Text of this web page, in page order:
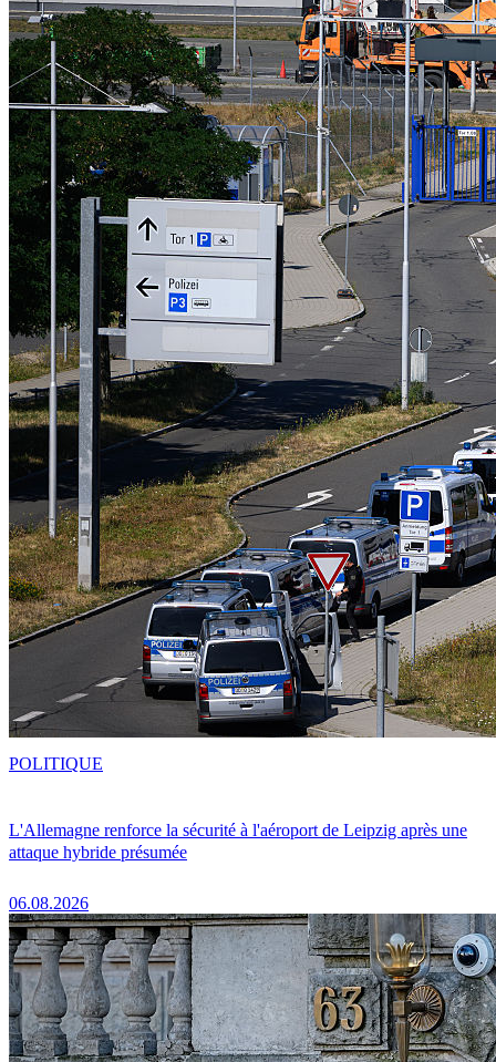
L'Allemagne renforce la sécurité à l'aéroport de Leipzig après une
attaque hybride présumée
06.08.2026
POLITIQUE